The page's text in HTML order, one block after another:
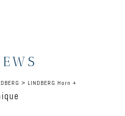
> LINDBERG Horn +